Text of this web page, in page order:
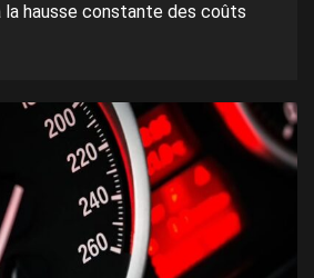
la hausse constante des coûts